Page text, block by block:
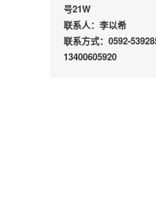
号21W
联系人：李以希
联系方式：0592-
13400605920